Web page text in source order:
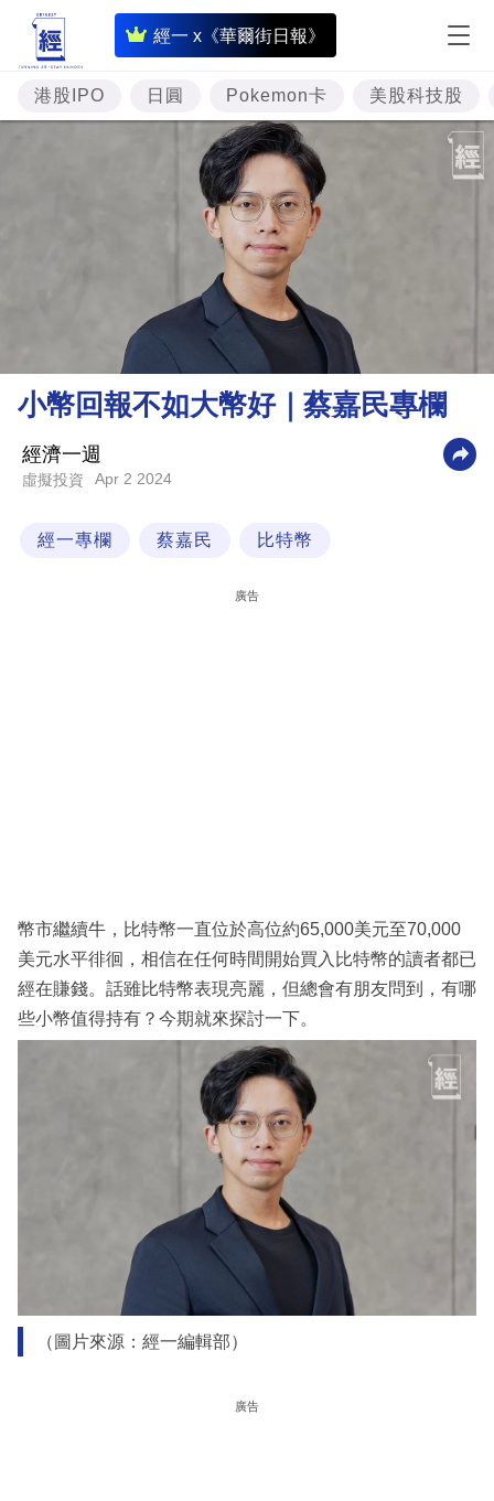
經一 x《華爾街日報》
即
時
財
經
市
理
財
業
閱
專
區
港股IPO 日圓 Pokemon卡 美股科技股
小幣回報不如大幣好｜蔡嘉民專欄
經濟一週
虛擬投資 Apr 2 2024
經一專欄 蔡嘉民 比特幣
廣告
幣市繼續牛，比特幣一直位於高位約65,000美元至70,000
美元水平徘徊，相信在任何時間開始買入比特幣的讀者都已
經在賺錢。話雖比特幣表現亮麗，但總會有朋友問到，有哪
些小幣值得持有？今期就來探討一下。
（圖片來源：經一編輯部）
廣告